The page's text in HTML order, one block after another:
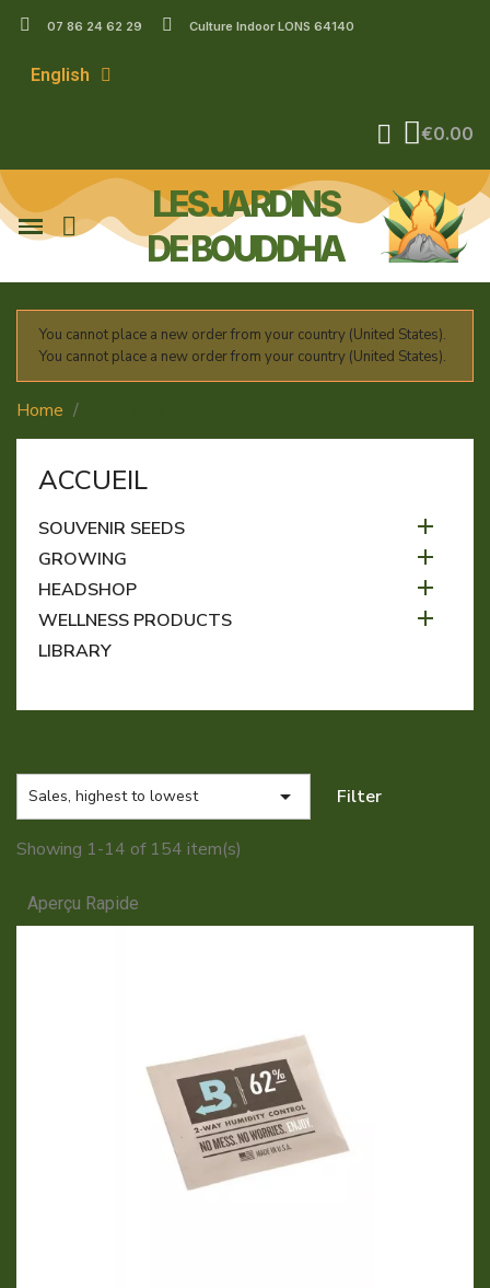
07 86 24 62 29 Culture Indoor LONS 64140
English
€0.00
LES JARDINS
DE BOUDDHA
You cannot place a new order from your country (United States).
You cannot place a new order from your country (United States).
Home
ACCUEIL
SOUVENIR SEEDS 
GROWING 
HEADSHOP 
WELLNESS PRODUCTS 
LIBRARY
Sales, highest to lowest  Filter
Showing 1-14 of 154 item(s)
Aperçu Rapide